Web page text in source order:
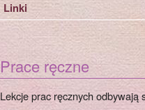
Linki
Prace ręczne
Lekcje prac ręcznych odbywają